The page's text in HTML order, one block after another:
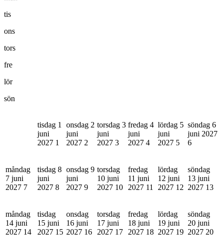
tis
ons
tors
fre
lör
sön
tisdag 1
juni
2027 1
onsdag 2
juni
2027 2
torsdag 3
juni
2027 3
fredag 4
juni
2027 4
lördag 5
juni
2027 5
söndag 6
juni 2027
6
måndag
7 juni
2027 7
tisdag 8
juni
2027 8
onsdag 9
juni
2027 9
torsdag
10 juni
2027 10
fredag
11 juni
2027 11
lördag
12 juni
2027 12
söndag
13 juni
2027 13
måndag
14 juni
2027 14
tisdag
15 juni
2027 15
onsdag
16 juni
2027 16
torsdag
17 juni
2027 17
fredag
18 juni
2027 18
lördag
19 juni
2027 19
söndag
20 juni
2027 20